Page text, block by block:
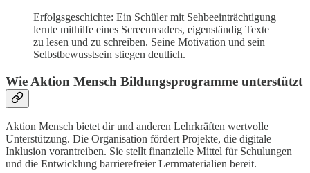
Erfolgsgeschichte: Ein Schüler mit Sehbeeinträchtigung
lernte mithilfe eines Screenreaders, eigenständig Texte
zu lesen und zu schreiben. Seine Motivation und sein
Selbstbewusstsein stiegen deutlich.
Wie Aktion Mensch Bildungsprogramme unterstützt
Aktion Mensch bietet dir und anderen Lehrkräften wertvolle
Unterstützung. Die Organisation fördert Projekte, die digitale
Inklusion vorantreiben. Sie stellt finanzielle Mittel für Schulungen
und die Entwicklung barrierefreier Lernmaterialien bereit.